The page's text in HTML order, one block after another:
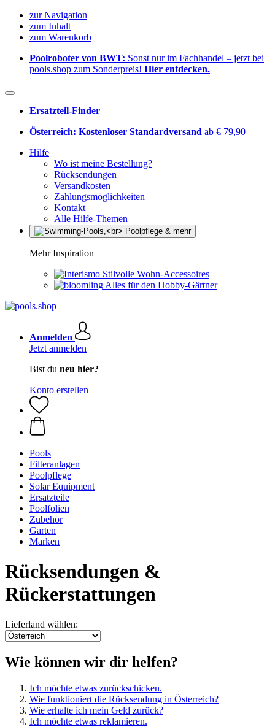
zur Navigation
zum Inhalt
zum Warenkorb
Poolroboter von BWT: Sonst nur im Fachhandel – jetzt bei
pools.shop zum Sonderpreis! Hier entdecken.
Ersatzteil-Finder
Österreich: Kostenloser Standardversand ab € 79,90
Hilfe
Wo ist meine Bestellung?
Rücksendungen
Versandkosten
Zahlungsmöglichkeiten
Kontakt
Alle Hilfe-Themen
Mehr Inspiration
Stilvolle Wohn-Accessoires
Alles für den Hobby-Gärtner
Anmelden
Jetzt anmelden
Bist du neu hier?
Konto erstellen
Pools
Filteranlagen
Poolpflege
Solar Equipment
Ersatzteile
Poolfolien
Zubehör
Garten
Marken
Rücksendungen &
Rückerstattungen
Lieferland wählen:
Wie können wir dir helfen?
Ich möchte etwas zurückschicken.
Wie funktioniert die Rücksendung in Österreich?
Wie erhalte ich mein Geld zurück?
Ich möchte etwas reklamieren.